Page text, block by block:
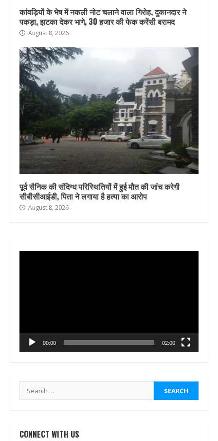
कांवड़ियों के भेष में नकली नोट चलाने वाला गिरोह, दुकानदार ने
पकड़ा, झटका देकर भागे, 30 हजार की फेक करेंसी बरामद
August 8, 2026
पूर्व सैनिक की संदिग्ध परिस्थितियों में हुई मौत की जांच करेगी
सीबीसीआईडी, पिता ने लगाया है हत्या का आरोप
August 8, 2026
00:00 02:00
Search
for:
CONNECT WITH US